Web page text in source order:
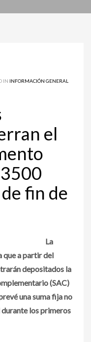
IN INFORMACIÓN GENERAL
el
fin de
La
que a partir del
depositados la
(SAC)
una suma fija no
los primeros